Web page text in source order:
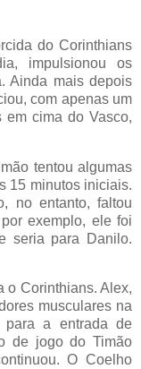
do Corinthians
impulsionou os
Ainda mais depois
com apenas um
cima do Vasco,
tentou algumas
15 minutos iniciais.
no entanto, faltou
exemplo, ele foi
seria para Danilo.
o Corinthians. Alex,
musculares na
para a entrada de
de jogo do Timão
O Coelho